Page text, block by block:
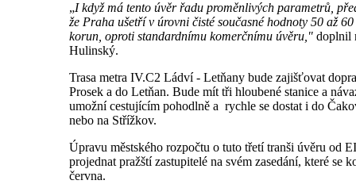
„I když má tento úvěr řadu proměnlivých parametrů,
že Praha ušetří v úrovni čisté současné hodnoty 50 až
korun, oproti standardnímu komerčnímu úvěru," doplnil
Hulinský.
Trasa metra IV.C2 Ládví - Letňany bude zajišťovat
Prosek a do Letňan. Bude mít tři hloubené stanice a
umožní cestujícím pohodlně a rychle se dostat i do
nebo na Střížkov.
Úpravu městského rozpočtu o tuto třetí tranši úvěru od
projednat pražští zastupitelé na svém zasedání, které se
června.